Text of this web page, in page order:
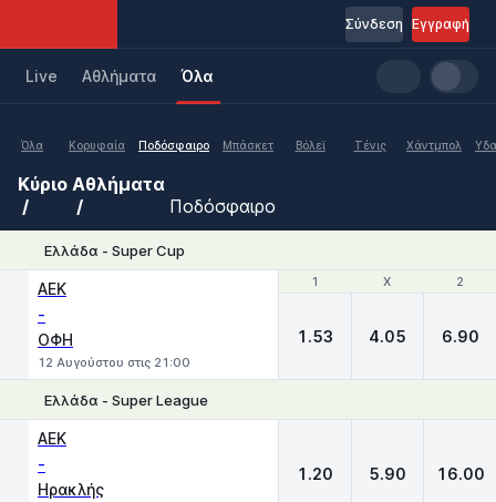
Εγγραφή
Σύνδεση
Live Aθλήματα Όλα
Όλα Κορυφαία Ποδόσφαιρο Μπάσκετ Βόλεϊ Τένις Χάντμπολ
Κύριο Αθλήματα
Ποδόσφαιρο
Ελλάδα - Super Cup
1 X 2
ΑΕΚ
-
ΟΦΗ
12 Αυγούστου στις 21:00
1 X 2
1.53 4.05 6.90
Ελλάδα - Super League
ΑΕΚ
-
Ηρακλής
1.20 5.90 16.00